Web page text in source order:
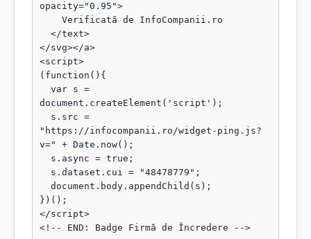
opacity="0.95">
</svg></a>
<script>
(function(){
document.createElement('script');
"https://infocompanii.ro/widget-ping.js?
v=" + Date.now();
})();
</script>
<!-- END: Badge Firmă de Încredere -->